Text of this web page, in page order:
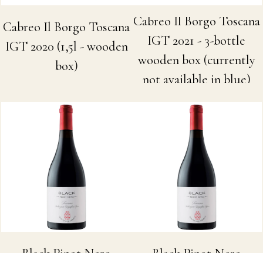
Cabreo Il Borgo Toscana
IGT 2020 (1,5l - wooden
box)
Cabreo Il Borgo Toscana
IGT 2021 - 3-bottle
wooden box (currently
not available in blue)